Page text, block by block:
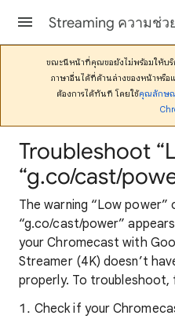
Streaming ความช่ว
ขณะนี้หน้าที่คุณขอยังไม่พร้อมให้บริ
ภาษาอื่นได้ที่ด้านล่างของหน้าหรื
ต้องการได้ทันที โดยใช้คุณลักษณ
Troubleshoot
“g.co/cast/
The warning “Low power”
“g.co/cast/power”
your Chromecast with
Streamer (4K) doesn’t
properly. To
Check if your